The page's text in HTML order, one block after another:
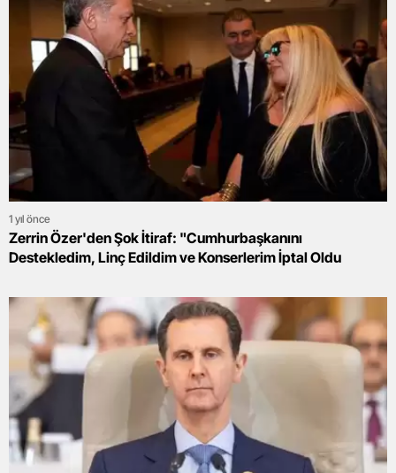
1 yıl önce
Zerrin Özer'den Şok İtiraf: "Cumhurbaşkanını
Destekledim, Linç Edildim ve Konserlerim İptal Oldu